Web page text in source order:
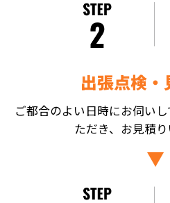
出張点検・
ご都合のよい日時にお伺い
ただき、お見積り